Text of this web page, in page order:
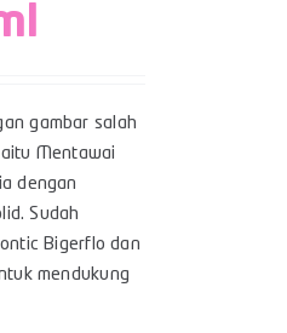
gambar salah
Mentawai
dengan
Sudah
Bigerflo dan
mendukung